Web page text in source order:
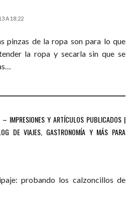
A 18:22
pinzas de la ropa son para lo que
la ropa y secarla sin que se
IMPRESIONES Y ARTÍCULOS PUBLICADOS |
DE VIAJES, GASTRONOMÍA Y MÁS PARA
probando los calzoncillos de